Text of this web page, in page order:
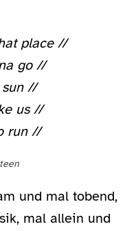
place //
go //
sun //
us //
run //
und mal tobend,
mal allein und